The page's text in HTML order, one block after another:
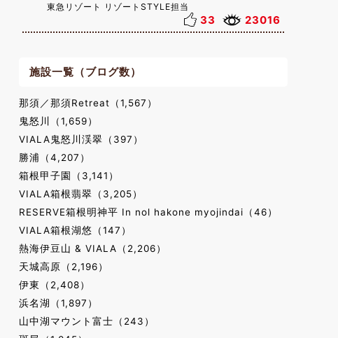
東急リゾート リゾートSTYLE担当
33 23016
施設一覧（ブログ数）
那須／那須Retreat（1,567）
鬼怒川（1,659）
VIALA鬼怒川渓翠（397）
勝浦（4,207）
箱根甲子園（3,141）
VIALA箱根翡翠（3,205）
RESERVE箱根明神平 In nol hakone myojindai（46）
VIALA箱根湖悠（147）
熱海伊豆山 & VIALA（2,206）
天城高原（2,196）
伊東（2,408）
浜名湖（1,897）
山中湖マウント富士（243）